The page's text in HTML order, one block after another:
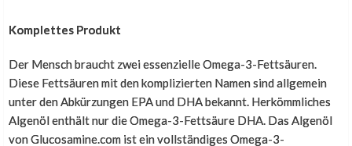
Komplettes Produkt
Der Mensch braucht zwei essenzielle Omega-3-Fettsäuren.
Diese Fettsäuren mit den komplizierten Namen sind allgemein
unter den Abkürzungen EPA und DHA bekannt. Herkömmliches
Algenöl enthält nur die Omega-3-Fettsäure DHA. Das Algenöl
von Glucosamine.com ist ein vollständiges Omega-3-